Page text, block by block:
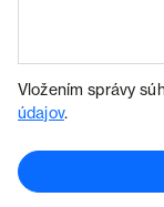
Vložením správy
údajov.